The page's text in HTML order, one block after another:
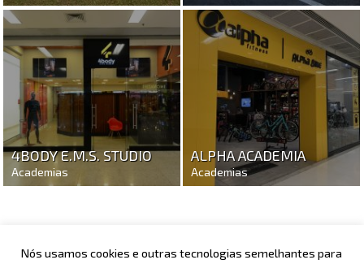
4BODY E.M.S. STUDIO
Academias
ALPHA ACADEMIA
Academias
Nós usamos cookies e outras tecnologias semelhantes para